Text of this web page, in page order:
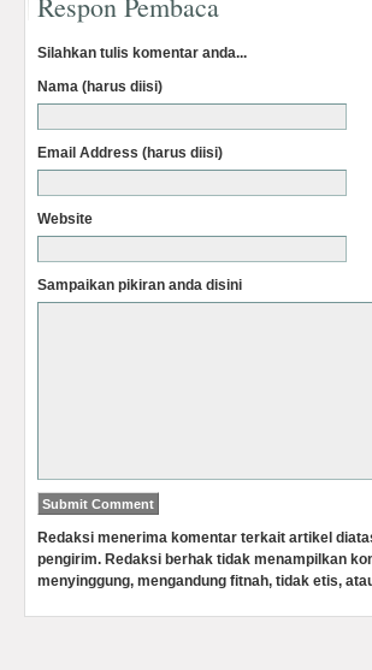
Silahkan tulis komentar anda...
Nama (harus diisi)
Email Address (harus diisi)
Website
Sampaikan pikiran anda disini
Redaksi menerima komentar terkait artikel
pengirim. Redaksi berhak tidak menampilkan
menyinggung, mengandung fitnah, tidak etis,